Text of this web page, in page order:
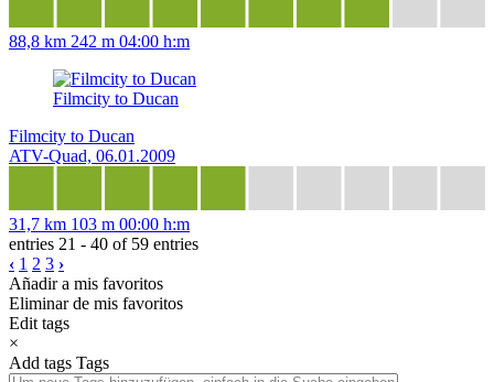
88,8 km 242 m 04:00 h:m
Filmcity to Ducan
Filmcity to Ducan
ATV-Quad, 06.01.2009
31,7 km 103 m 00:00 h:m
entries 21 - 40 of 59 entries
‹ 1 2 3 ›
Añadir a mis favoritos
Eliminar de mis favoritos
Edit tags
×
Add tags Tags